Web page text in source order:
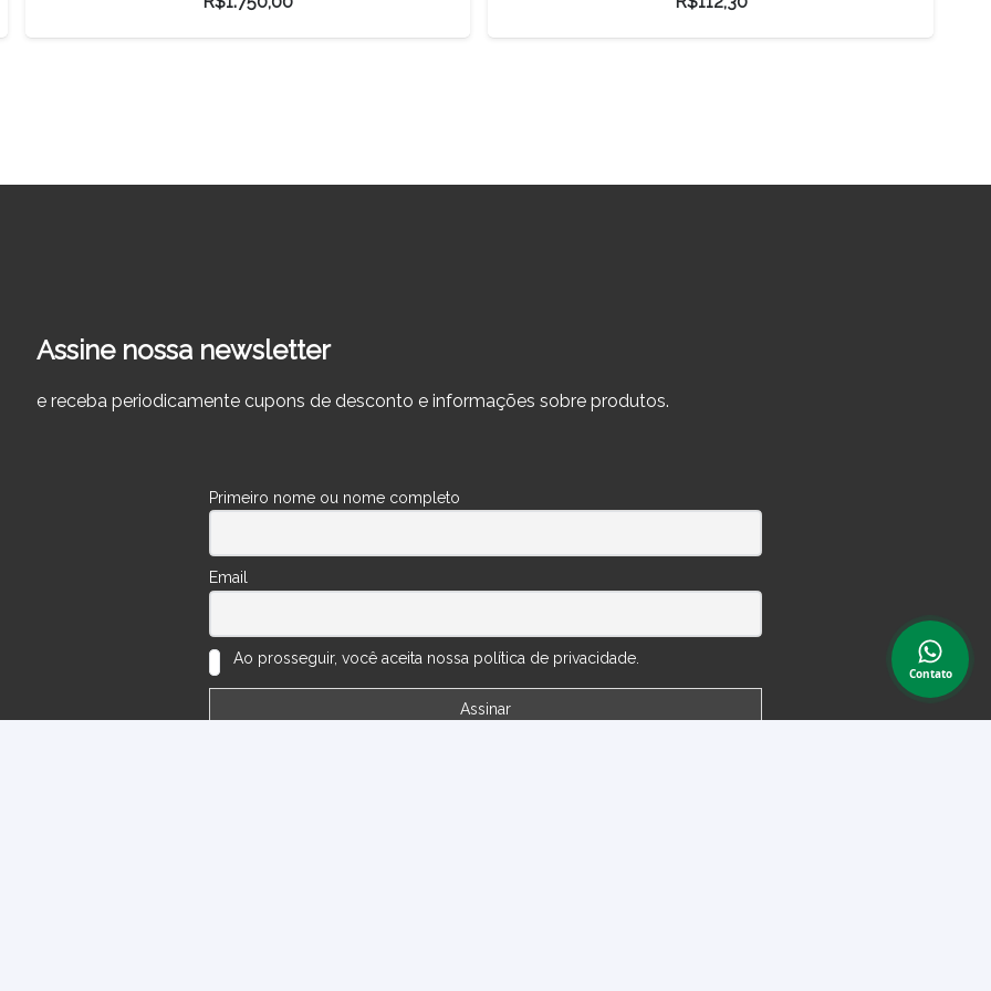
Assine nossa newsletter
e receba periodicamente cupons de desconto e informações sobre produtos.
Primeiro nome ou nome completo
Email
Ao prosseguir, você aceita nossa política de privacidade.